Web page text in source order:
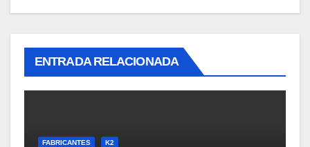
ENTRADA RELACIONADA
FABRICANTES K2